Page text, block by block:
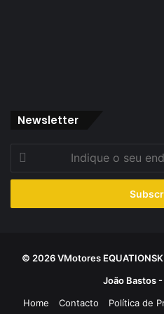
Newsletter
seu
de
© 2026 VMotores
João Bastos
Home
Contacto Política de